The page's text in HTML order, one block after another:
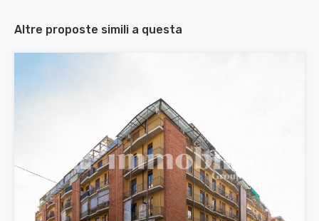
Altre proposte simili a questa